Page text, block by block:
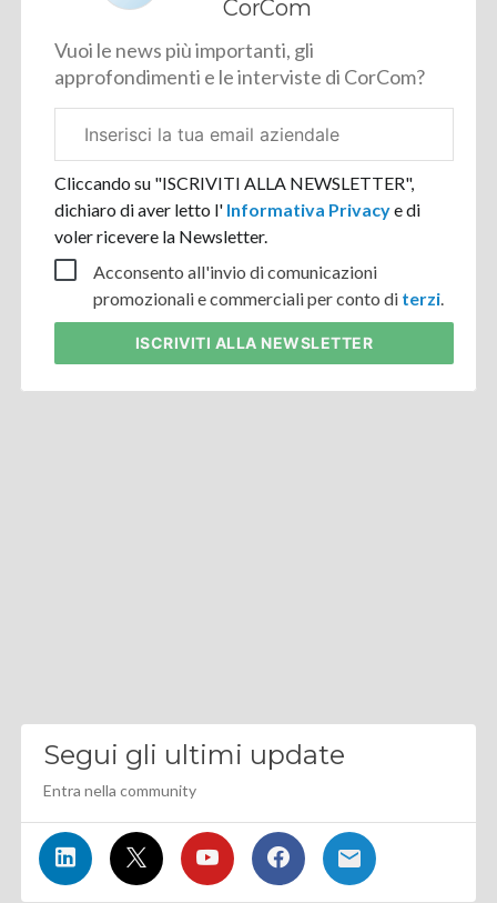
CorCom
Vuoi le news più importanti, gli
approfondimenti e le interviste di CorCom?
aziendale
Cliccando su "ISCRIVITI ALLA NEWSLETTER",
dichiaro di aver letto l' Informativa Privacye di
voler ricevere la Newsletter.
Acconsento all'invio di comunicazioni
promozionali e commerciali per conto di terzi.
ISCRIVITI ALLA NEWSLETTER
Segui gli ultimi update
Entra nella community